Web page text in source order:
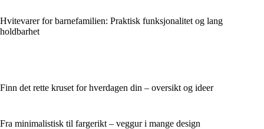
Hvitevarer for barnefamilien: Praktisk funksjonalitet og lang
holdbarhet
Finn det rette kruset for hverdagen din – oversikt og ideer
Fra minimalistisk til fargerikt – veggur i mange design